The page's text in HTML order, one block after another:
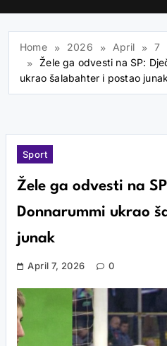
Home 2026 April
7
Žele ga odvesti na SP:
ukrao šalabahter i postao junak
Sport
Žele ga odvesti na
Donnarummi ukrao
junak
April 7, 2026 0